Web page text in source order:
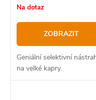
cena:
Na dotaz
ZOBRAZIT
Geniální selektivní
na velké kapry.